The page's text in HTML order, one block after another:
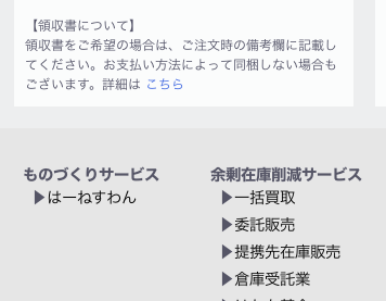
【領収書について】
領収書をご希望の場合は、ご注文時の備考欄に記載し
てください。お支払い方法によって同梱しない場合も
ございます。詳細は こちら
ものづくりサービス
はーねすわん
余剰在庫削減サービス
一括買取
委託販売
提携先在庫販売
倉庫受託業